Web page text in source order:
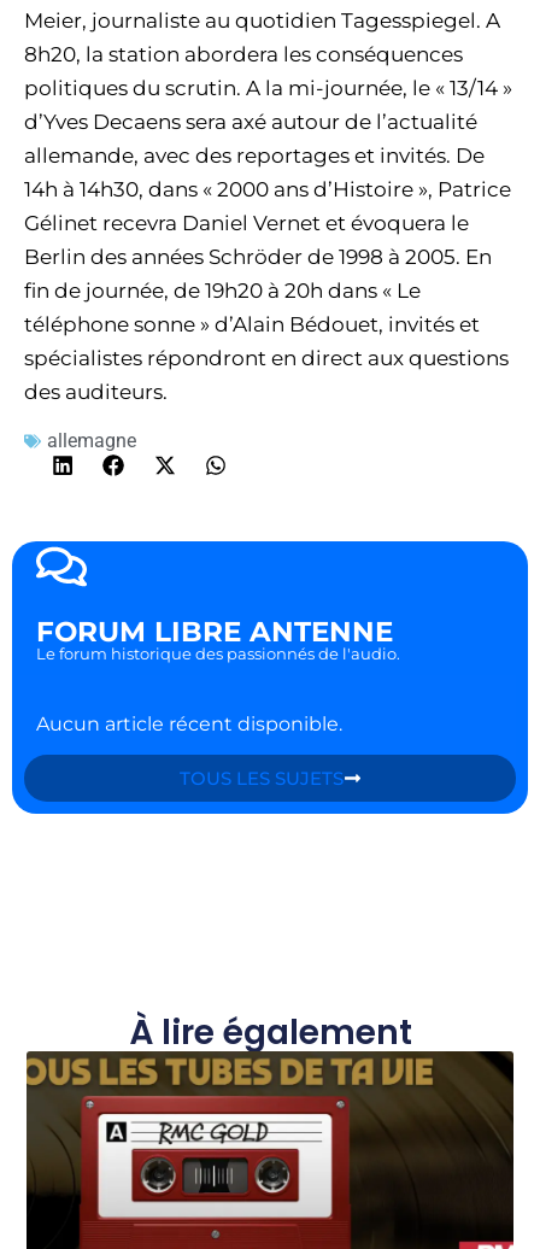
Meier, journaliste au quotidien Tagesspiegel. A
8h20, la station abordera les conséquences
politiques du scrutin. A la mi-journée, le « 13/14 »
d’Yves Decaens sera axé autour de l’actualité
allemande, avec des reportages et invités. De
14h à 14h30, dans « 2000 ans d’Histoire », Patrice
Gélinet recevra Daniel Vernet et évoquera le
Berlin des années Schröder de 1998 à 2005. En
fin de journée, de 19h20 à 20h dans « Le
téléphone sonne » d’Alain Bédouet, invités et
spécialistes répondront en direct aux questions
des auditeurs.
allemagne
FORUM LIBRE ANTENNE
Le forum historique des passionnés de l'audio.
Aucun article récent disponible.
TOUS LES SUJETS
À lire également